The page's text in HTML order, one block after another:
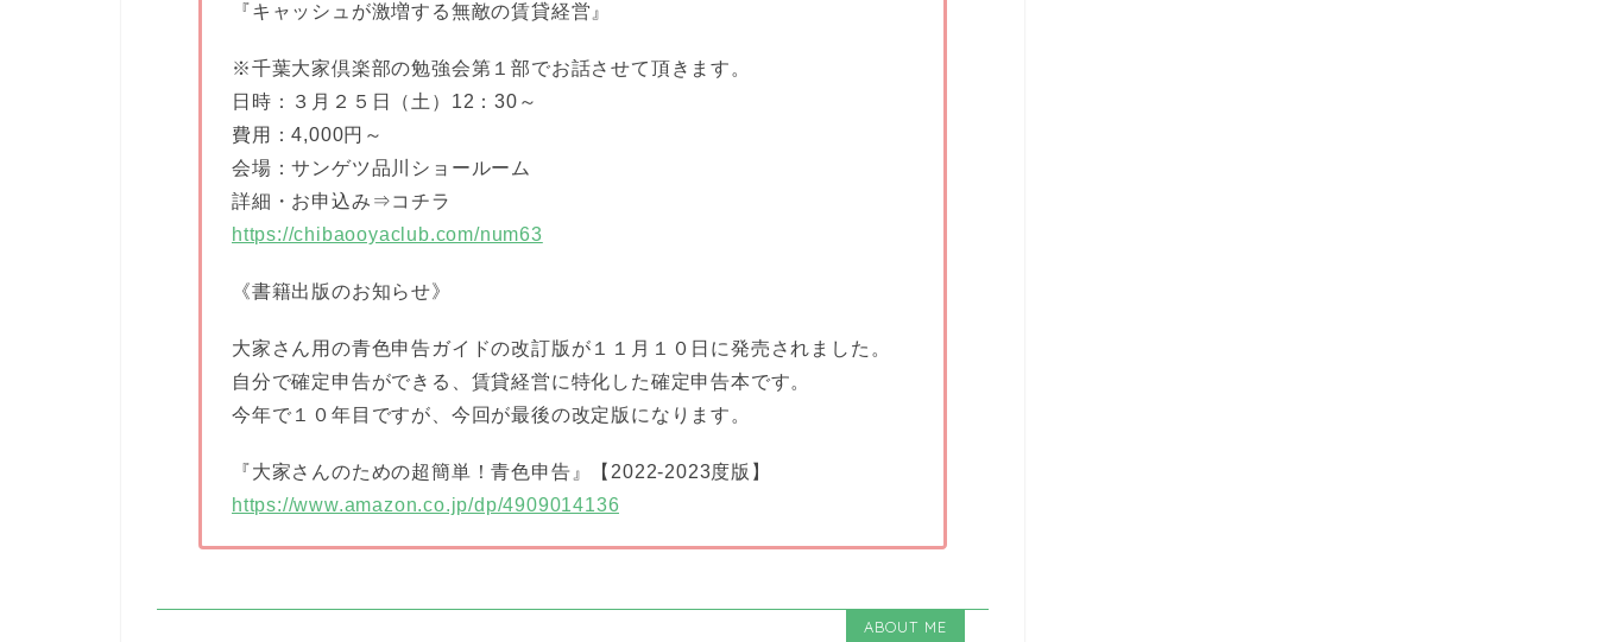
『キャッシュが激増する無敵の賃貸経営』
※千葉大家倶楽部の勉強会第１部でお話させて頂きます。
日時：３月２５日（土）12：30～
費用：4,000円～
会場：サンゲツ品川ショールーム
詳細・お申込み⇒コチラ
https://chibaooyaclub.com/num63
《書籍出版のお知らせ》
大家さん用の青色申告ガイドの改訂版が１１月１０日に発売されました。
自分で確定申告ができる、賃貸経営に特化した確定申告本です。
今年で１０年目ですが、今回が最後の改定版になります。
『大家さんのための超簡単！青色申告』【2022-2023度版】
https://www.amazon.co.jp/dp/4909014136
ABOUT ME